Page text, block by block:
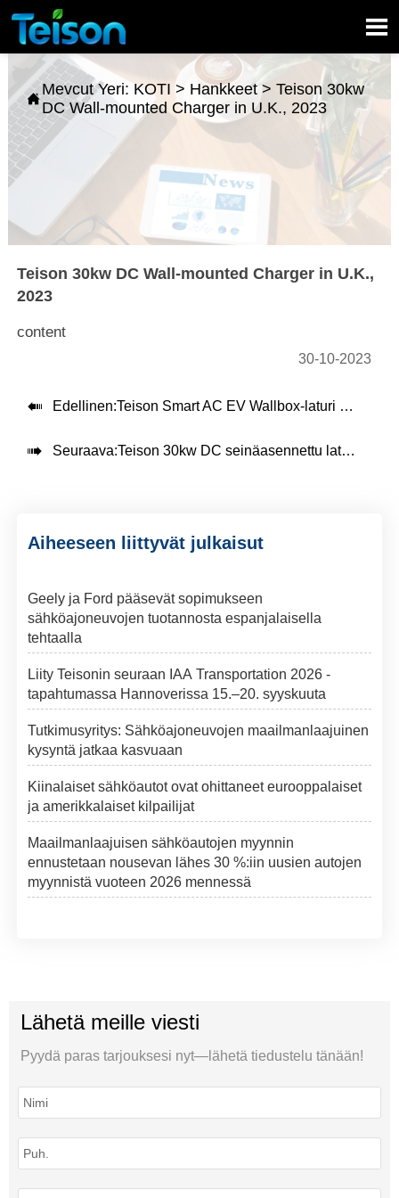


Mevcut Yeri: KOTI > Hankkeet> Teison 30kw
DC Wall-mounted Charger in U.K., 2023
Teison 30kw DC Wall-mounted Charger in U.K.,
2023
content
30-10-2023
 Edellinen:Teison Smart AC EV Wallbox-laturi Belgiassa, 2022
 Seuraava:Teison 30kw DC seinäasennettu laturi Isossa-Britanniassa, 2022
Aiheeseen liittyvät julkaisut
Geely ja Ford pääsevät sopimukseen
sähköajoneuvojen tuotannosta espanjalaisella
tehtaalla
Liity Teisonin seuraan IAA Transportation 2026 -
tapahtumassa Hannoverissa 15.–20. syyskuuta
Tutkimusyritys: Sähköajoneuvojen maailmanlaajuinen
kysyntä jatkaa kasvuaan
Kiinalaiset sähköautot ovat ohittaneet eurooppalaiset
ja amerikkalaiset kilpailijat
Maailmanlaajuisen sähköautojen myynnin
ennustetaan nousevan lähes 30 %:iin uusien autojen
myynnistä vuoteen 2026 mennessä
Lähetä meille viesti
Pyydä paras tarjouksesi nyt—lähetä tiedustelu tänään!